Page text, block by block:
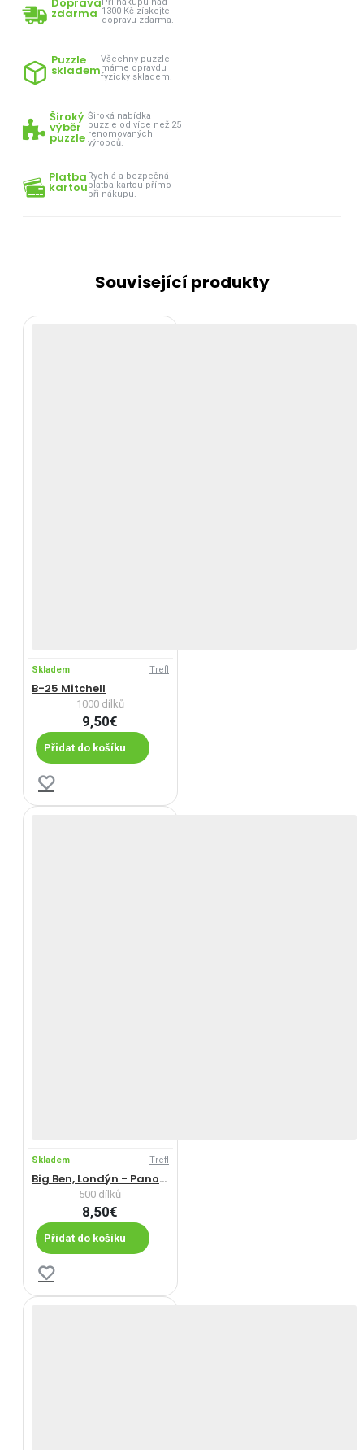
zdarma 1300 Kč získejte
dopravu zdarma.
Puzzle
skladem
Všechny puzzle
máme opravdu
fyzicky skladem.
Široký
výběr
puzzle
Široká nabídka
puzzle od více než 25
renomovaných
výrobců.
Platba
kartou
Rychlá a bezpečná
platba kartou přímo
při nákupu.
Související produkty
Skladem Trefl
B-25 Mitchell
1000 dílků
9,50€
Přidat do košíku
Skladem Trefl
Big Ben, Londýn - Panoramatické puzzle
500 dílků
8,50€
Přidat do košíku